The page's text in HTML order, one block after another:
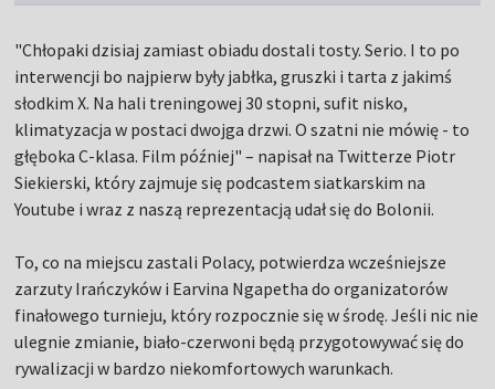
"Chłopaki dzisiaj zamiast obiadu dostali tosty. Serio. I to po
interwencji bo najpierw były jabłka, gruszki i tarta z jakimś
słodkim X. Na hali treningowej 30 stopni, sufit nisko,
klimatyzacja w postaci dwojga drzwi. O szatni nie mówię - to
głęboka C-klasa. Film później" – napisał na Twitterze Piotr
Siekierski, który zajmuje się podcastem siatkarskim na
Youtube i wraz z naszą reprezentacją udał się do Bolonii.
To, co na miejscu zastali Polacy, potwierdza wcześniejsze
zarzuty Irańczyków i Earvina Ngapetha do organizatorów
finałowego turnieju, który rozpocznie się w środę. Jeśli nic nie
ulegnie zmianie, biało-czerwoni będą przygotowywać się do
rywalizacji w bardzo niekomfortowych warunkach.